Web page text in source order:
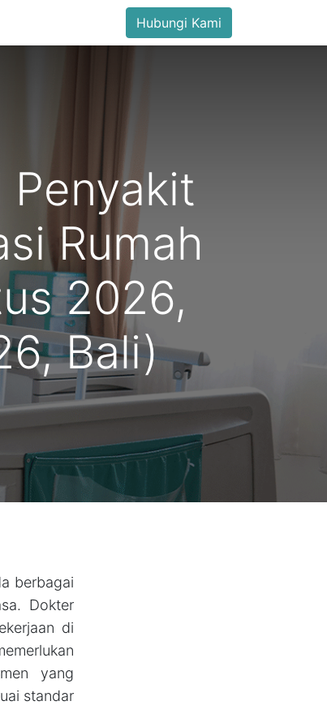
Hubungi Kami
Penyakit
Rumah
2026,
Bali)
berbagai
Dokter
di
yang
standar